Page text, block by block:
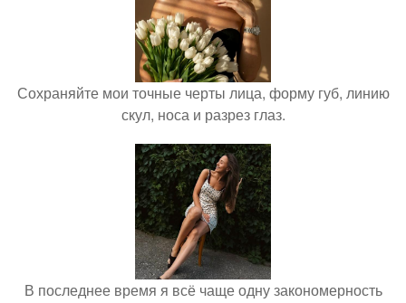
Сохраняйте мои точные черты лица, форму губ, линию
скул, носа и разрез глаз.
В последнее время я всё чаще одну закономерность